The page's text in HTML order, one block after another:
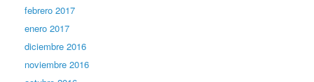
febrero 2017
enero 2017
diciembre 2016
noviembre 2016